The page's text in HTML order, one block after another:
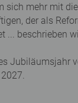
sich mehr mit
der als
... beschrieben
Jubiläumsjahr